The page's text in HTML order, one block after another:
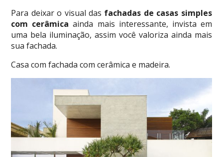
Para deixar o visual das fachadas de casas simples
com cerâmica ainda mais interessante, invista em
uma bela iluminação, assim você valoriza ainda mais
sua fachada.
Casa com fachada com cerâmica e madeira.